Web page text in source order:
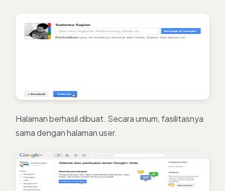
Halaman berhasil dibuat. Secara umum, fasilitasnya
sama dengan halaman user.